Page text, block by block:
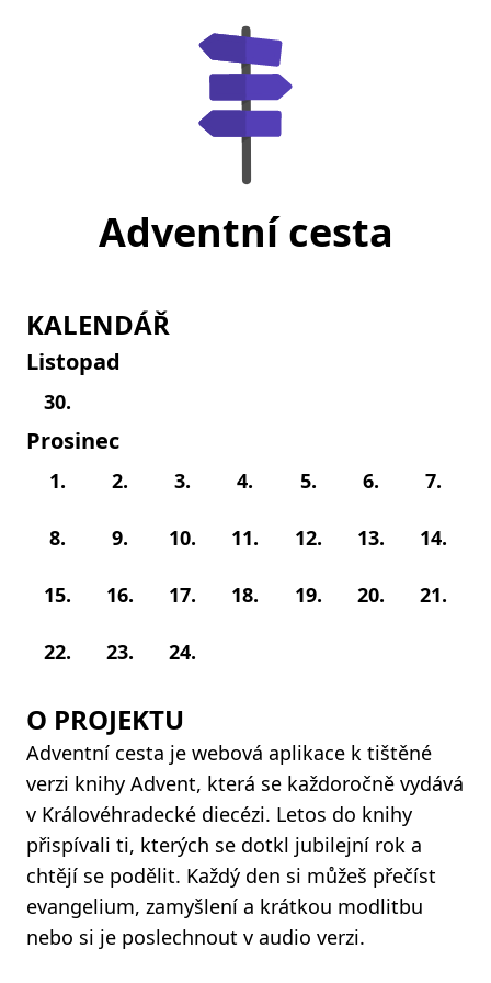
Adventní cesta
KALENDÁŘ
Listopad
30.
Prosinec
1. 2. 3. 4. 5. 6. 7.
8. 9. 10. 11. 12. 13. 14.
15. 16. 17. 18. 19. 20. 21.
22. 23. 24.
O PROJEKTU
Adventní cesta je webová aplikace k tištěné
verzi knihy Advent, která se každoročně vydává
v Královéhradecké diecézi. Letos do knihy
přispívali ti, kterých se dotkl jubilejní rok a
chtějí se podělit. Každý den si můžeš přečíst
evangelium, zamyšlení a krátkou modlitbu
nebo si je poslechnout v audio verzi.